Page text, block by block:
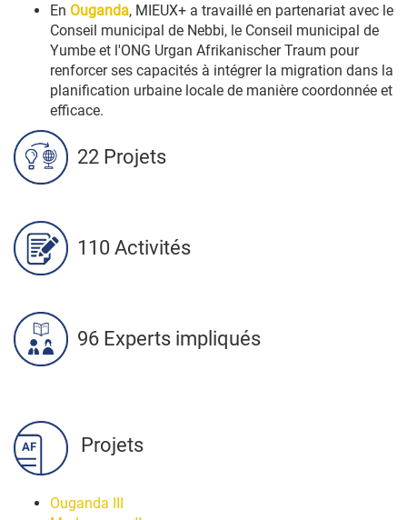
En Ouganda, MIEUX+ a travaillé en partenariat avec le
Conseil municipal de Nebbi, le Conseil municipal de
Yumbe et l'ONG Urgan Afrikanischer Traum pour
renforcer ses capacités à intégrer la migration dans la
planification urbaine locale de manière coordonnée et
efficace.
22 Projets
110 Activités
96 Experts impliqués
Projets
Ouganda III